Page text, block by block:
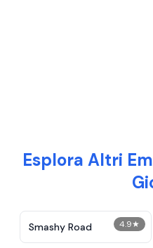
Esplora Altri
4.9★
Smashy Road